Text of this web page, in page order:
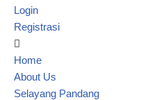
Login
Registrasi
Home
About Us
Selayang Pandang